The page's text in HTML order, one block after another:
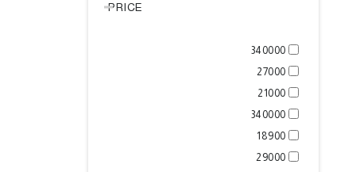
PRICE
340000
27000
21000
340000
18900
29000